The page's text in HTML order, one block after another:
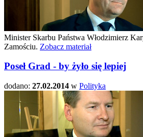
Minister Skarbu Państwa Włodzimierz
Zamościu. Zobacz materiał
Poseł Grad - by żyło się lepiej
dodano: 27.02.2014 w Polityka